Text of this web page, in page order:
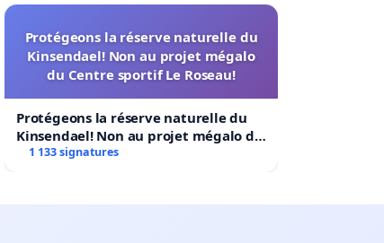
Protégeons la réserve naturelle du
Kinsendael! Non au projet mégalo
du Centre sportif Le Roseau!
Protégeons la réserve naturelle du
Kinsendael! Non au projet mégalo du
Centre sportif Le Roseau!
1 133 signatures